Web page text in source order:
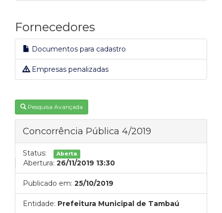
Fornecedores
Documentos para cadastro
Empresas penalizadas
Pesquisa Avançada
Concorrência Pública 4/2019
Status: Aberta
Abertura: 26/11/2019 13:30
Publicado em: 25/10/2019
Entidade: Prefeitura Municipal de Tambaú